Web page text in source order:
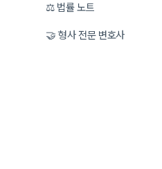
⚖️ 법률 노트
🤝 형사 전문 변호사